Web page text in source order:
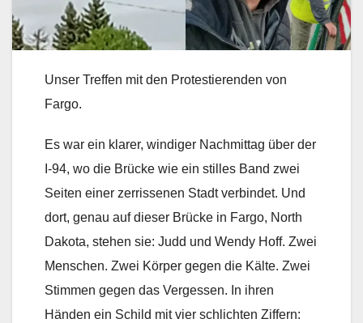
Unser Treffen mit den Protestierenden von
Fargo.
Es war ein klarer, windiger Nachmittag über der
I-94, wo die Brücke wie ein stilles Band zwei
Seiten einer zerrissenen Stadt verbindet. Und
dort, genau auf dieser Brücke in Fargo, North
Dakota, stehen sie: Judd und Wendy Hoff. Zwei
Menschen. Zwei Körper gegen die Kälte. Zwei
Stimmen gegen das Vergessen. In ihren
Händen ein Schild mit vier schlichten Ziffern: